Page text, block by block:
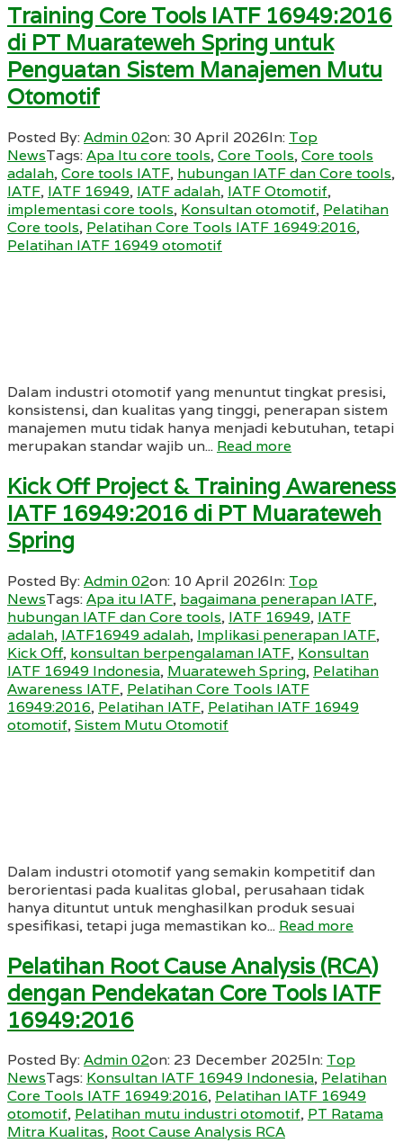
Training Core Tools IATF 16949:2016
di PT Muarateweh Spring untuk
Penguatan Sistem Manajemen Mutu
Otomotif
Posted By:Admin 02on:30 April 2026In: Top
NewsTags:Apa Itu core tools,Core Tools,Core tools
adalah,Core tools IATF, hubungan IATF dan Core tools,
IATF, IATF 16949, IATF adalah, IATF Otomotif,
implementasi core tools, Konsultan otomotif, Pelatihan
Core tools, Pelatihan Core Tools IATF 16949:2016,
Pelatihan IATF 16949 otomotif
Dalam industri otomotif yang menuntut tingkat presisi,
konsistensi, dan kualitas yang tinggi, penerapan sistem
manajemen mutu tidak hanya menjadi kebutuhan, tetapi
merupakan standar wajib un... Read more
Kick Off Project & Training Awareness
IATF 16949:2016 di PT Muarateweh
Spring
Posted By:Admin 02on: 10 April 2026In: Top
NewsTags:Apa itu IATF, bagaimana penerapan IATF,
hubungan IATF dan Core tools, IATF 16949, IATF
adalah, IATF16949 adalah, Implikasi penerapan IATF,
Kick Off, konsultan berpengalaman IATF, Konsultan
IATF 16949 Indonesia, Muarateweh Spring, Pelatihan
Awareness IATF, Pelatihan Core Tools IATF
16949:2016, Pelatihan IATF, Pelatihan IATF 16949
otomotif,Sistem Mutu Otomotif
Dalam industri otomotif yang semakin kompetitif dan
berorientasi pada kualitas global, perusahaan tidak
hanya dituntut untuk menghasilkan produk sesuai
spesifikasi, tetapi juga memastikan ko... Read more
Pelatihan Root Cause Analysis (RCA)
dengan Pendekatan Core Tools IATF
16949:2016
Posted By:Admin 02on: 23 December 2025In: Top
NewsTags: Konsultan IATF 16949 Indonesia, Pelatihan
Core Tools IATF 16949:2016, Pelatihan IATF 16949
otomotif, Pelatihan mutu industri otomotif, PT Ratama
Mitra Kualitas, Root Cause Analysis RCA